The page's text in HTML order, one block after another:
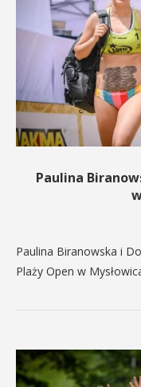
Paulina
Paulina Biranowska i
Plaży Open w